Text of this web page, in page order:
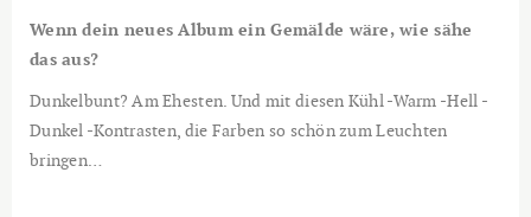
Wenn dein neues Album ein Gemälde wäre, wie sähe
das aus?
Dunkelbunt? Am Ehesten. Und mit diesen Kühl -Warm -Hell -
Dunkel -Kontrasten, die Farben so schön zum Leuchten
bringen…